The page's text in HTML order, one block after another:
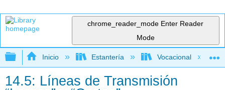
chrome_reader_mode Enter Reader
Mode
Expandir/contraer jerarquía global
Inicio Estantería Vocacional
14.5: Líneas de Transmisión